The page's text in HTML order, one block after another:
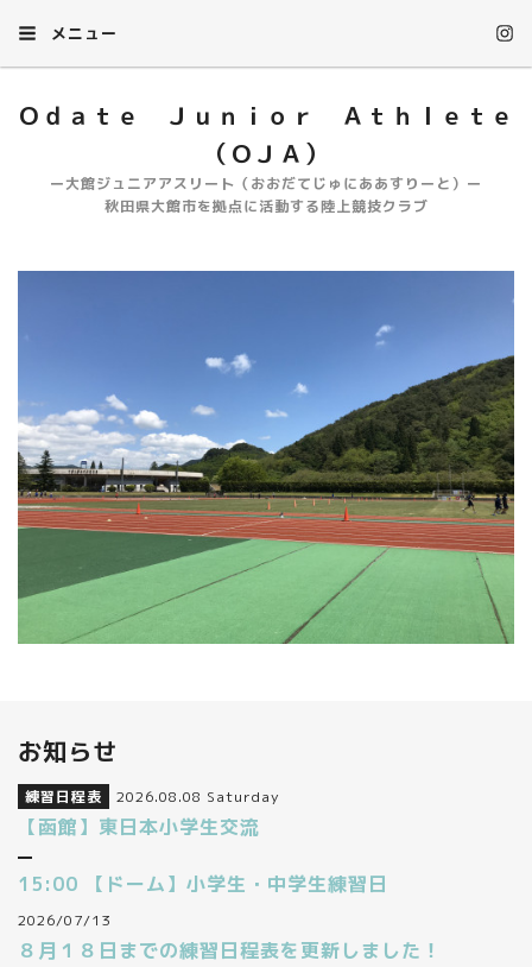
メニュー
Ｏｄａｔｅ Ｊｕｎｉｏｒ Ａｔｈｌｅｔｅ
（ＯＪＡ）
ー大館ジュニアアスリート（おおだてじゅにああすりーと）ー
秋田県大館市を拠点に活動する陸上競技クラブ
お知らせ
練習日程表 2026.08.08 Saturday
【函館】東日本小学生交流
15:00 【ドーム】小学生・中学生練習日
2026/07/13
８月１８日までの練習日程表を更新しました！